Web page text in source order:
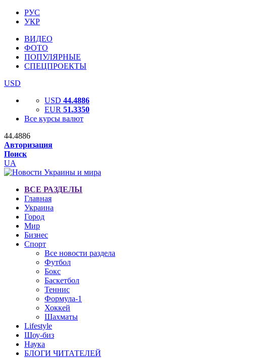
РУС
УКР
ВИДЕО
ФОТО
ПОПУЛЯРНЫЕ
СПЕЦПРОЕКТЫ
USD
USD 44.4886
EUR 51.3350
Все курсы валют
44.4886
Авторизация
Поиск
UA
ВСЕ РАЗДЕЛЫ
Главная
Украина
Город
Мир
Бизнес
Спорт
Все новости раздела
Футбол
Бокс
Баскетбол
Теннис
Формула-1
Хоккей
Шахматы
Lifestyle
Шоу-биз
Наука
БЛОГИ ЧИТАТЕЛЕЙ